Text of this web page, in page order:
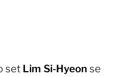
set Lim Si-Hyeon se